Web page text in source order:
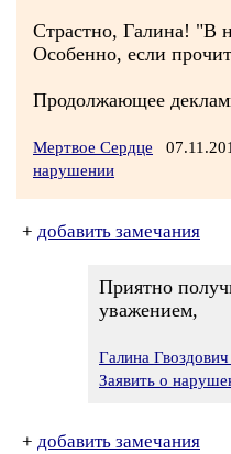
Страстно, Галина! "В
Особенно, если
Продолжающее
Мертвое Сердце
нарушении
+ добавить замечания
Приятно
уважением,
Галина
Заявить о
+ добавить замечания